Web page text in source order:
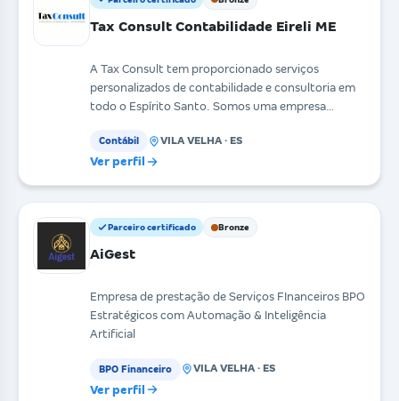
Tax Consult Contabilidade Eireli ME
A Tax Consult tem proporcionado serviços
personalizados de contabilidade e consultoria em
todo o Espírito Santo. Somos uma empresa
Contábil VILA VELHA · ES
Ver perfil
Parceiro certificado Bronze
AiGest
Empresa de prestação de Serviços FInanceiros BPO
Estratégicos com Automação & Inteligência
Artificial
BPO Financeiro VILA VELHA · ES
Ver perfil